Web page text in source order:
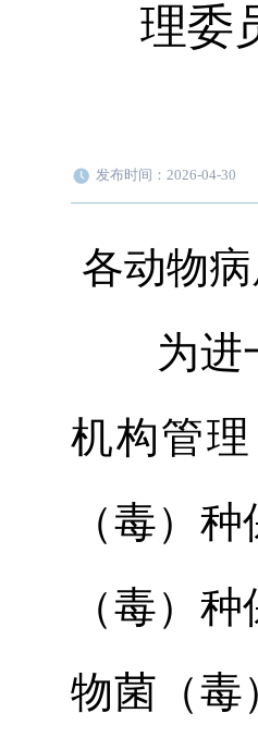
理委
发布时间：2026-04-30
各动物
为进一
机构管
（毒）
（毒）
物菌（毒